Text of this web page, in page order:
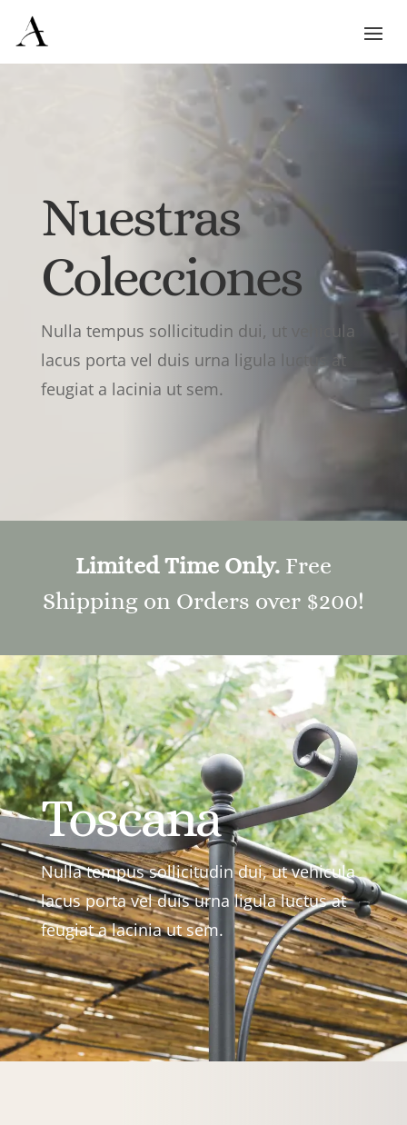
Nuestras
Colecciones
Nulla tempus sollicitudin dui, ut vehicula
lacus porta vel duis urna ligula luctus at
feugiat a lacinia ut sem.
Limited Time Only. Free
Shipping on Orders over $200!
Toscana
Nulla tempus sollicitudin dui, ut vehicula
lacus porta vel duis urna ligula luctus at
feugiat a lacinia ut sem.